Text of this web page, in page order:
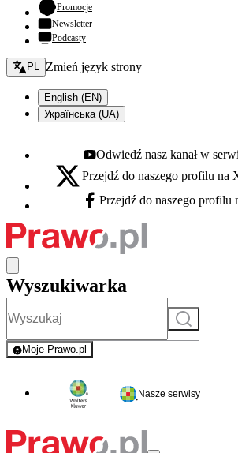
Promocje- otwiera się w nowej karcie
Newsletter
Podcasty
Zmień język - bieżący:
PL Zmień język strony
English (EN)
Українська (UA)
Youtube - otwiera się w nowej karcie
Odwiedź nasz kanał w
X - otwiera się w nowej karcie
Przejdź do naszego profilu na
Facebook - otwiera się w nowej karcie
Przejdź do naszego profilu
Wyszukiwarka
Szukaj
Moje Prawo.pl
- rejestracja i logowanie do serwisu
Nasze serwisy